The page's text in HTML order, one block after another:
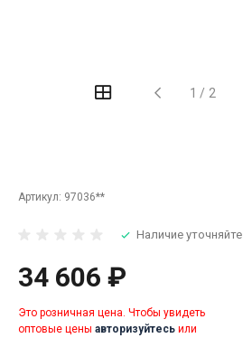
1 / 2
Артикул: 97036**
Наличие уточняйте
34 606 ₽
Это розничная цена. Чтобы увидеть
оптовые цены авторизуйтесь или